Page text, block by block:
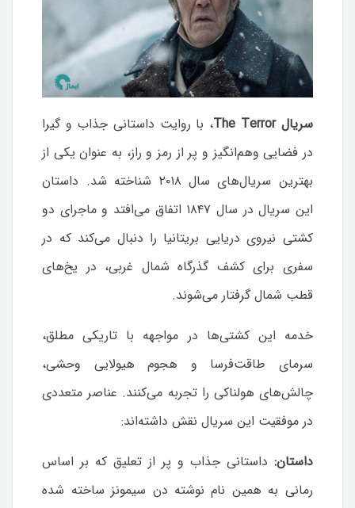
سریال The Terror
، با روایت داستانی جذاب و گیرا
در فضایی وهم‌انگیز و پر از رمز و راز، به عنوان یکی از
بهترین سریال‌های سال ۲۰۱۸ شناخته شد. داستان
این سریال در سال ۱۸۴۷ اتفاق می‌افتد و ماجرای دو
کشتی نیروی دریایی بریتانیا را دنبال می‌کند که در
سفری برای کشف گذرگاه شمال غربی، در یخ‌های
قطب شمال گرفتار می‌شوند.
خدمه این کشتی‌ها در مواجهه با تاریکی مطلق،
سرمای طاقت‌فرسا و هجوم هیولایی وحشی،
چالش‌های هولناکی را تجربه می‌کنند. عناصر متعددی
در موفقیت این سریال نقش داشته‌اند:
داستان: داستانی جذاب و پر از تعلیق که بر اساس
رمانی به همین نام نوشته دن سیمونز ساخته شده